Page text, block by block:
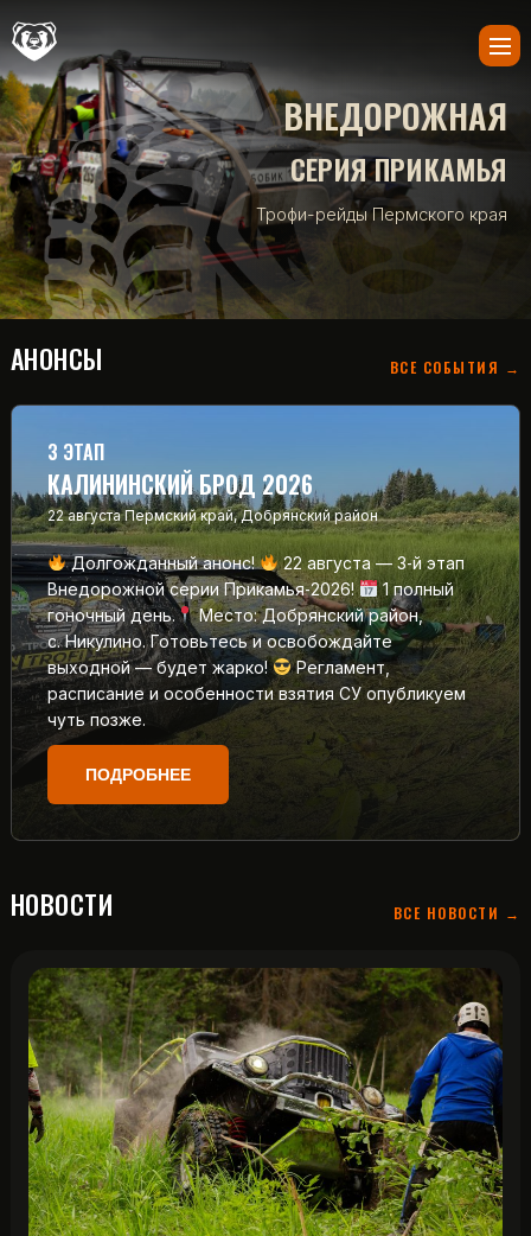
ВНЕДОРОЖНАЯ
СЕРИЯ ПРИКАМЬЯ
Трофи-рейды Пермского края
АНОНСЫ ВСЕ СОБЫТИЯ →
3 ЭТАП
КАЛИНИНСКИЙ БРОД 2026
22 августа Пермский край, Добрянский район
Долгожданный анонс!
22 августа — 3‑й этап
Внедорожной серии Прикамья‑2026!
1 полный
гоночный день.
Место: Добрянский район,
с. Никулино. Готовьтесь и освобождайте
выходной — будет жарко!
Регламент,
расписание и особенности взятия СУ опубликуем
чуть позже.
ПОДРОБНЕЕ
НОВОСТИ ВСЕ НОВОСТИ →